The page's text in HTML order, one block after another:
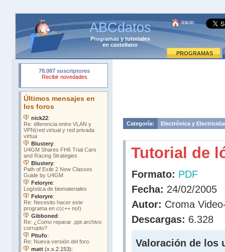
ABCdatos
Programasytutoriales
en castellano
Inicio
PROGRAMAS
Categoría: Electrónica y
Tutorial de
Formato: PDF
Fecha: 24/02/2005
Autor: Croma
Descargas: 6.328
Valoración de los